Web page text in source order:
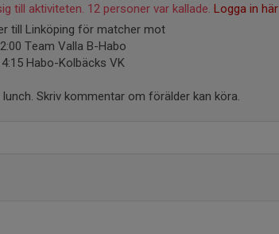
till aktiviteten. 12 personer var kallade. Logga in här
till Linköping för matcher mot
Team Valla B-Habo
Habo-Kolbäcks VK
Skriv kommentar om förälder kan köra.